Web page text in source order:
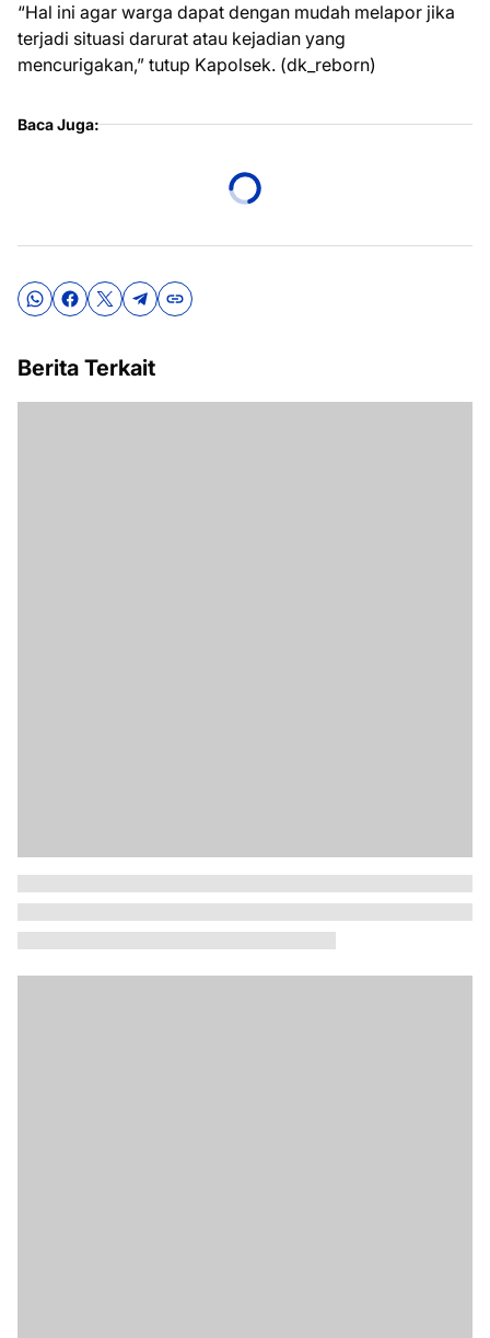
“Hal ini agar warga dapat dengan mudah melapor jika
terjadi situasi darurat atau kejadian yang
mencurigakan,” tutup Kapolsek. (dk_reborn)
Baca Juga:
Berita Terkait